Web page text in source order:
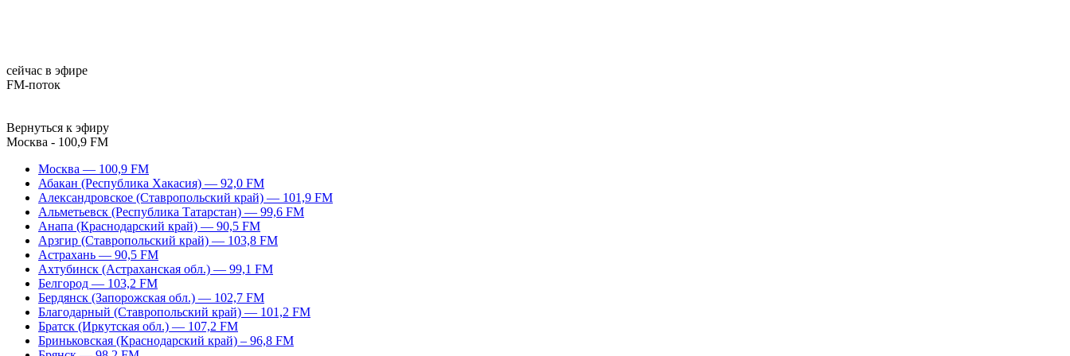
сейчас в эфире
FM-поток
Вернуться к эфиру
Москва - 100,9 FM
Москва — 100,9 FM
Абакан (Республика Хакасия) — 92,0 FM
Александровское (Ставропольский край) — 101,9 FM
Альметьевск (Республика Татарстан) — 99,6 FM
Анапа (Краснодарский край) — 90,5 FM
Арзгир (Ставропольский край) — 103,8 FM
Астрахань — 90,5 FM
Ахтубинск (Астраханская обл.) — 99,1 FM
Белгород — 103,2 FM
Бердянск (Запорожская обл.) — 102,7 FM
Благодарный (Ставропольский край) — 101,2 FM
Братск (Иркутская обл.) — 107,2 FM
Бриньковская (Краснодарский край) – 96,8 FM